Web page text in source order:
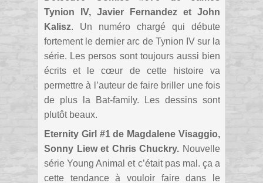
Tynion IV, Javier Fernandez et John
Kalisz. Un numéro chargé qui débute
fortement le dernier arc de Tynion IV sur la
série. Les persos sont toujours aussi bien
écrits et le cœur de cette histoire va
permettre à l’auteur de faire briller une fois
de plus la Bat-family. Les dessins sont
plutôt beaux.
Eternity Girl #1 de Magdalene Visaggio,
Sonny Liew et Chris Chuckry. Nouvelle
série Young Animal et c’était pas mal. ça a
cette tendance à vouloir faire dans le